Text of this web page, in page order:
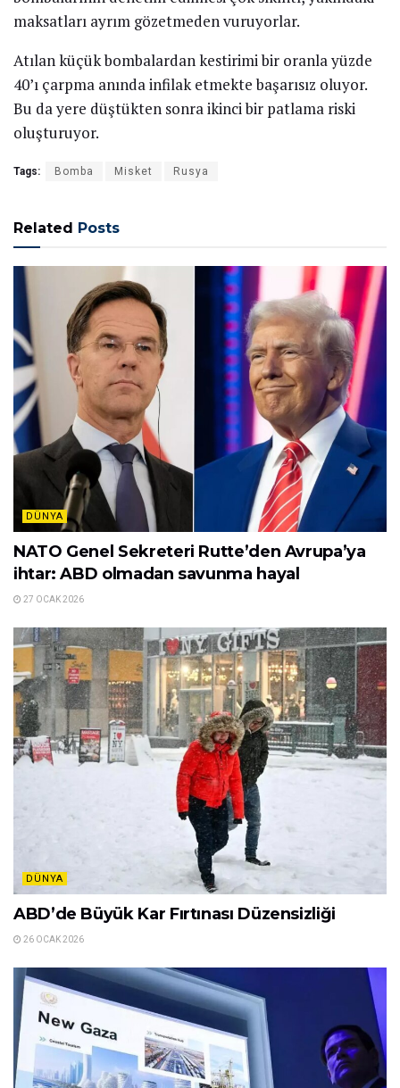
maksatları ayrım gözetmeden vuruyorlar.
Atılan küçük bombalardan kestirimi bir oranla yüzde
40’ı çarpma anında infilak etmekte başarısız oluyor.
Bu da yere düştükten sonra ikinci bir patlama riski
oluşturuyor.
Tags: Bomba Misket Rusya
Related Posts
DÜNYA
NATO Genel Sekreteri Rutte’den Avrupa’ya
ihtar: ABD olmadan savunma hayal
27 OCAK 2026
DÜNYA
ABD’de Büyük Kar Fırtınası Düzensizliği
26 OCAK 2026